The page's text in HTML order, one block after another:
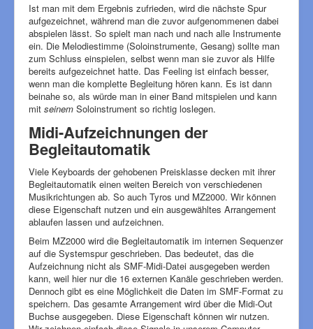
Ist man mit dem Ergebnis zufrieden, wird die nächste Spur
aufgezeichnet, während man die zuvor aufgenommenen dabei
abspielen lässt. So spielt man nach und nach alle Instrumente
ein. Die Melodiestimme (Soloinstrumente, Gesang) sollte man
zum Schluss einspielen, selbst wenn man sie zuvor als Hilfe
bereits aufgezeichnet hatte. Das Feeling ist einfach besser,
wenn man die komplette Begleitung hören kann. Es ist dann
beinahe so, als würde man in einer Band mitspielen und kann
mit seinem Soloinstrument so richtig loslegen.
Midi-Aufzeichnungen der
Begleitautomatik
Viele Keyboards der gehobenen Preisklasse decken mit ihrer
Begleitautomatik einen weiten Bereich von verschiedenen
Musikrichtungen ab. So auch Tyros und MZ2000. Wir können
diese Eigenschaft nutzen und ein ausgewähltes Arrangement
ablaufen lassen und aufzeichnen.
Beim MZ2000 wird die Begleitautomatik im internen Sequenzer
auf die Systemspur geschrieben. Das bedeutet, das die
Aufzeichnung nicht als SMF-Midi-Datei ausgegeben werden
kann, weil hier nur die 16 externen Kanäle geschrieben werden.
Dennoch gibt es eine Möglichkeit die Daten im SMF-Format zu
speichern. Das gesamte Arrangement wird über die Midi-Out
Buchse ausgegeben. Diese Eigenschaft können wir nutzen.